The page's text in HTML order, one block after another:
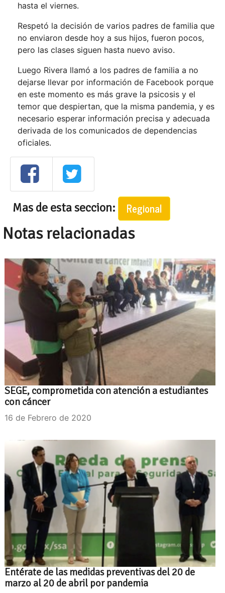
hasta el viernes.
Respetó la decisión de varios padres de familia que
no enviaron desde hoy a sus hijos, fueron pocos,
pero las clases siguen hasta nuevo aviso.
Luego Rivera llamó a los padres de familia a no
dejarse llevar por información de Facebook porque
en este momento es más grave la psicosis y el
temor que despiertan, que la misma pandemia, y es
necesario esperar información precisa y adecuada
derivada de los comunicados de dependencias
oficiales.
Mas de esta seccion: Regional
Notas relacionadas
SEGE, comprometida con atención a estudiantes
con cáncer
16 de Febrero de 2020
Entérate de las medidas preventivas del 20 de
marzo al 20 de abril por pandemia